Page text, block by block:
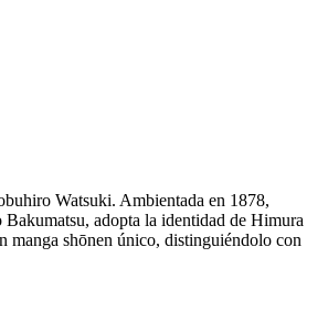
Watsuki. Ambientada en 1878,
adopta la identidad de Himura
manga shōnen único, distinguiéndolo con